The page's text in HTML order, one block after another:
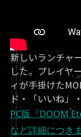
新しいランチャ
した。プレイヤ
ィが手掛けた
ド・「いいね」
PC版『DOOM
など詳細につき